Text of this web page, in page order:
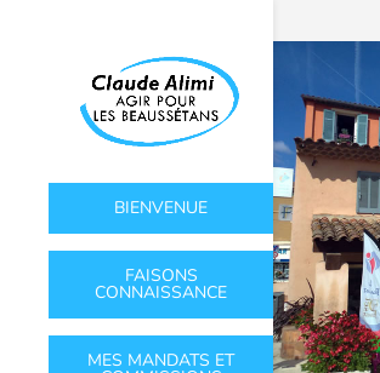
BIENVENUE
FAISONS
CONNAISSANCE
MES MANDATS ET